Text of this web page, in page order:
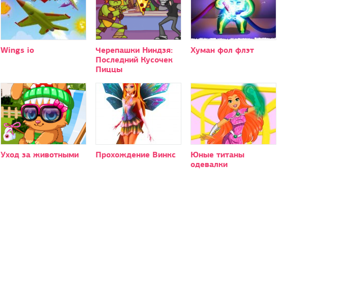
Wings io
Черепашки Ниндзя:
Последний Кусочек
Пиццы
Хуман фол флэт
Уход за животными Прохождение Винкс
Юные титаны
одевалки